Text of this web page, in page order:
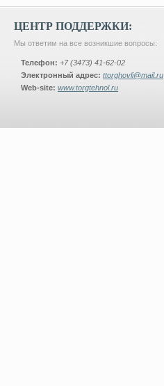
ЦЕНТР ПОДДЕРЖКИ:
Мы ответим на все возникшие вопросы:
Телефон: +7 (3473) 41-62-02
Электронный адрес: ttorghovli@mail.ru
Web-site: www.torgtehnol.ru